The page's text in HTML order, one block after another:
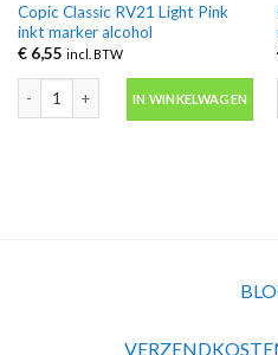
Copic Classic RV21 Light Pink
inkt marker alcohol
€6,55 incl. BTW
Copic Classic RV21 Light Pink inkt
IN WINKELWAGEN